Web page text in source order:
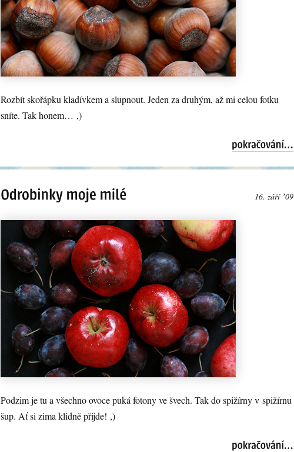
Rozbít skořápku kladívkem a slupnout. Jeden za druhým, až mi celou fotku
sníte. Tak honem… ,)
16. září ʼ09
Podzim je tu a všechno ovoce puká fotony ve švech. Tak do spižírny v spižírnu
šup. Ať si zima klidně přijde! ,)